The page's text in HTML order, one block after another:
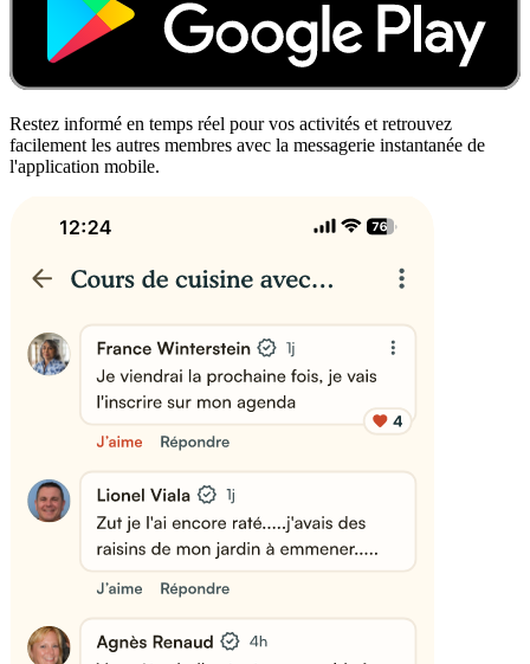
Restez informé en temps réel pour vos activités et retrouvez
facilement les autres membres avec la messagerie instantanée de
l'application mobile.